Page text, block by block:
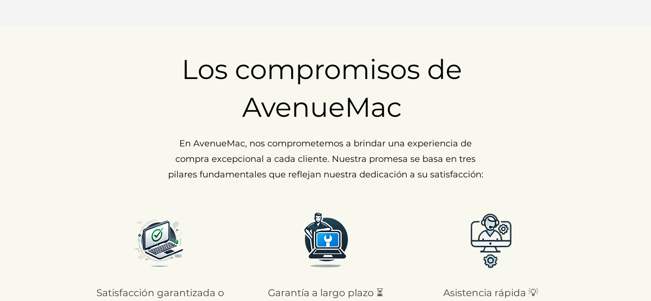
Los compromisos de
AvenueMac
En AvenueMac, nos comprometemos a brindar una experiencia de
compra excepcional a cada cliente. Nuestra promesa se basa en tres
pilares fundamentales que reflejan nuestra dedicación a su satisfacción:
Satisfacción garantizada o
Garantía a largo plazo ⏳ Asistencia rápida 💡